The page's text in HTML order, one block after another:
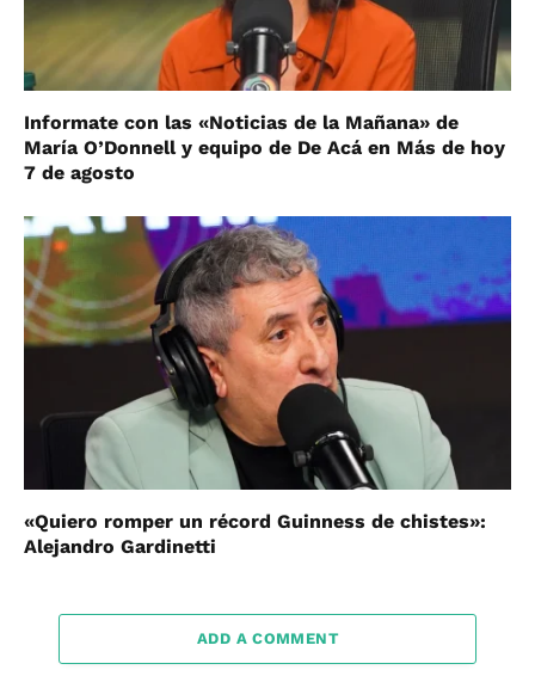
Informate con las «Noticias de la Mañana» de
María O’Donnell y equipo de De Acá en Más de hoy
7 de agosto
«Quiero romper un récord Guinness de chistes»:
Alejandro Gardinetti
ADD A COMMENT